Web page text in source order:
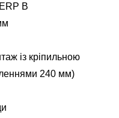
B
із кріпильною
240 мм)